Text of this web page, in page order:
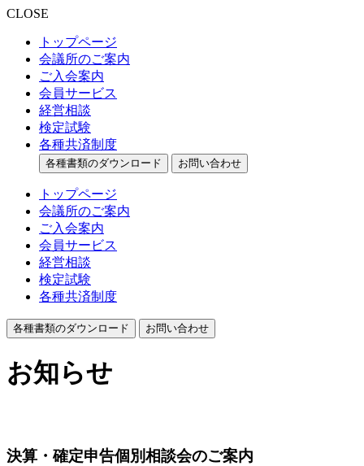
CLOSE
トップページ
会議所のご案内
ご入会案内
会員サービス
経営相談
検定試験
各種共済制度
各種書類のダウンロード お問い合わせ
トップページ
会議所のご案内
ご入会案内
会員サービス
経営相談
検定試験
各種共済制度
各種書類のダウンロード お問い合わせ
お知らせ
決算・確定申告個別相談会のご案内